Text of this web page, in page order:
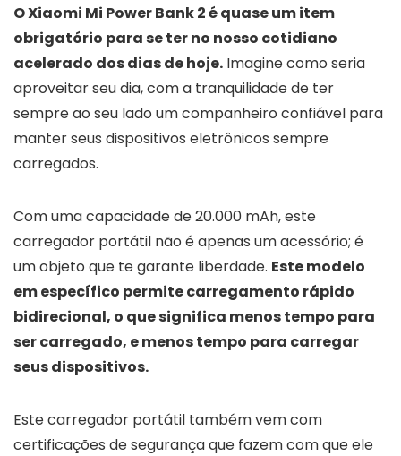
O Xiaomi Mi Power Bank 2 é quase um item
obrigatório para se ter no nosso cotidiano
acelerado dos dias de hoje. Imagine como seria
aproveitar seu dia, com a tranquilidade de ter
sempre ao seu lado um companheiro confiável para
manter seus dispositivos eletrônicos sempre
carregados.
Com uma capacidade de 20.000 mAh, este
carregador portátil não é apenas um acessório; é
um objeto que te garante liberdade. Este modelo
em específico permite carregamento rápido
bidirecional, o que significa menos tempo para
ser carregado, e menos tempo para carregar
seus dispositivos.
Este carregador portátil também vem com
certificações de segurança que fazem com que ele